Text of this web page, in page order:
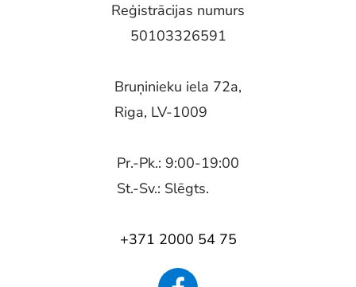
Reģistrācijas numurs
50103326591
Bruņinieku iela 72a,
Riga, LV-1009
Pr.-Pk.: 9:00-19:00
St.-Sv.: Slēgts.
+371 2000 54 75